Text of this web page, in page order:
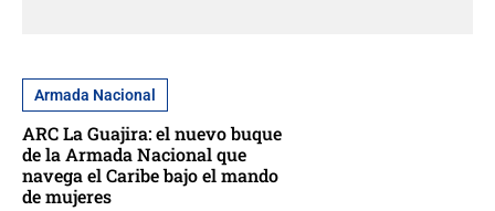
Armada Nacional
ARC La Guajira: el nuevo buque
de la Armada Nacional que
navega el Caribe bajo el mando
de mujeres